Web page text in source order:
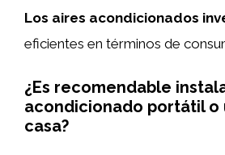
Los aires acondicionados
eficientes en términos de
¿Es recomendable
acondicionado portátil o
casa?